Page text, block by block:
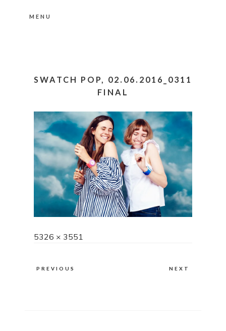
MENU
SWATCH POP, 02.06.2016_0311
FINAL
Full
5326 × 3551
PREVIOUS NEXT